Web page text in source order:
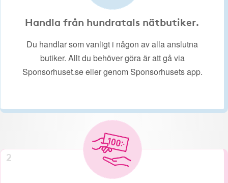
Handla från hundratals nätbutiker.
Du handlar som vanligt i någon av alla anslutna
butiker. Allt du behöver göra är att gå via
Sponsorhuset.se eller genom Sponsorhusets app.
2